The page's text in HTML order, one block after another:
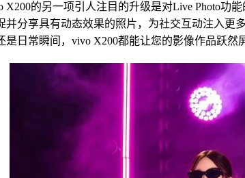
X200的另一项引人注目的升级是对Live Photo功
并分享具有动态效果的照片，为社交互动注入更
是日常瞬间，vivo X200都能让您的影像作品跃然